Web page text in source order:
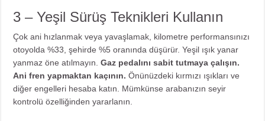
3 – Yeşil Sürüş Teknikleri Kullanın
Çok ani hızlanmak veya yavaşlamak, kilometre performansınızı
otoyolda %33, şehirde %5 oranında düşürür. Yeşil ışık yanar
yanmaz öne atılmayın.Gaz pedalını sabit tutmaya çalışın.
Ani fren yapmaktan kaçının. Önünüzdeki kırmızı ışıkları ve
diğer engelleri hesaba katın. Mümkünse arabanızın seyir
kontrolü özelliğinden yararlanın.